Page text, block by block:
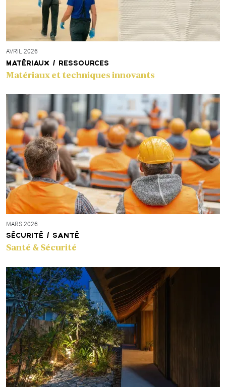
AVRIL 2026
MATÉRIAUX / RESSOURCES
Matériaux et techniques innovants
MARS 2026
SÉCURITÉ / SANTÉ
Santé & Sécurité